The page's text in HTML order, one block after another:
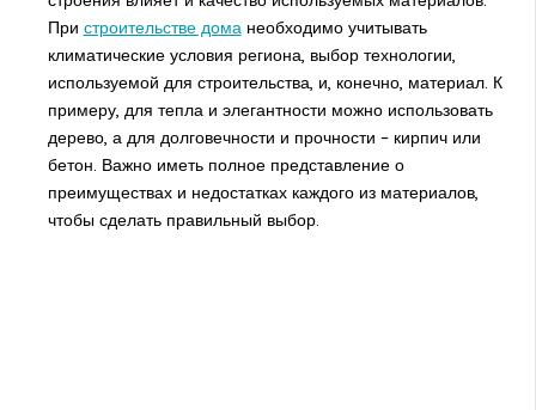
При строительстве доманеобходимо учитывать
климатические условия региона, выбор технологии,
используемой для строительства, и, конечно, материал. К
примеру, для тепла и элегантности можно использовать
дерево, а для долговечности и прочности – кирпич или
бетон. Важно иметь полное представление о
преимуществах и недостатках каждого из материалов,
чтобы сделать правильный выбор.